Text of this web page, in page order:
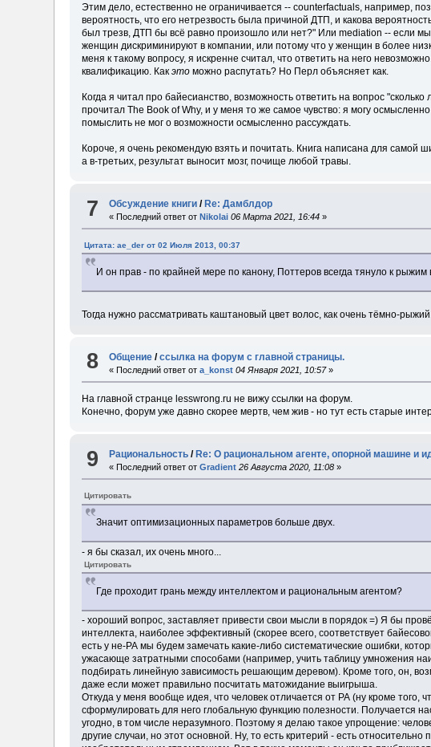
Этим дело, естественно не ограничивается -- counterfactuals, например,
вероятность, что его нетрезвость была причиной ДТП, и какова
был трезв, ДТП бы всё равно произошло или нет?" Или mediation -- если
женщин дискриминируют в компании, или потому что у женщин в более
меня к такому вопросу, я искренне считал, что ответить на него
квалификацию. Какэто можно распутать? Но Перл объясняет как.
Когда я читал про байесианство, возможность ответить на вопрос
прочитал The Book of Why, и у меня то же самое чувство: я могу
помыслить не мог о возможности осмысленно рассуждать.
Короче, я очень рекомендую взять и почитать. Книга написана для
а в-третьих, результат выносит мозг, почище любой травы.
7 Обсуждение книги / Re: Дамблдор
« Последний ответ отNikolai 06 Марта 2021, 16:44 »
Цитата: ae_der от 02 Июля 2013, 00:37
И он прав - по крайней мере по канону, Поттеров всегда тянуло к рыжим
Тогда нужно рассматривать каштановый цвет волос, как очень тёмно-
8 Общение /ссылка на форум с главной страницы.
« Последний ответ отa_konst 04 Января 2021, 10:57»
На главной странце lesswrong.ru не вижу ссылки на форум.
Конечно, форум уже давно скорее мертв, чем жив - но тут есть старые
9 Рациональность / Re: О рациональном агенте, опорной машине и
« Последний ответ отGradient 26 Августа 2020, 11:08 »
Цитировать
Значит оптимизационных параметров больше двух.
- я бы сказал, их очень много...
Цитировать
Где проходит грань между интеллектом и рациональным агентом?
- хороший вопрос, заставляет привести свои мысли в порядок =) Я бы
интеллекта, наиболее эффективный (скорее всего, соответствует
есть у не-РА мы будем замечать какие-либо систематические ошибки,
ужасающе затратными способами (например, учить таблицу умножения
подбирать линейную зависимость решающим деревом). Кроме того, он,
даже если может правильно посчитать матожидание выигрыша.
Откуда у меня вообще идея, что человек отличается от РА (ну кроме того,
сформулировать для него глобальную функцию полезности. Получается
угодно, в том числе неразумного. Поэтому я делаю такое упрощение:
другие случаи, но этот основной. Ну, то есть критерий - есть